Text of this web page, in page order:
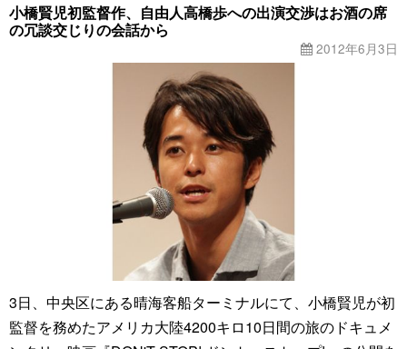
小橋賢児初監督作、自由人高橋歩への出演交渉はお酒の席
の冗談交じりの会話から
2012年6月3日
3日、中央区にある晴海客船ターミナルにて、小橋賢児が初
監督を務めたアメリカ大陸4200キロ10日間の旅のドキュメ